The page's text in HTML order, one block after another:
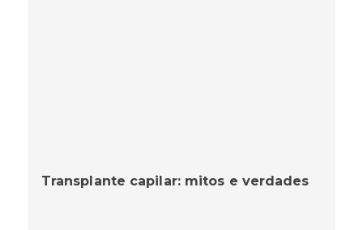
Transplante capilar: mitos e verdades